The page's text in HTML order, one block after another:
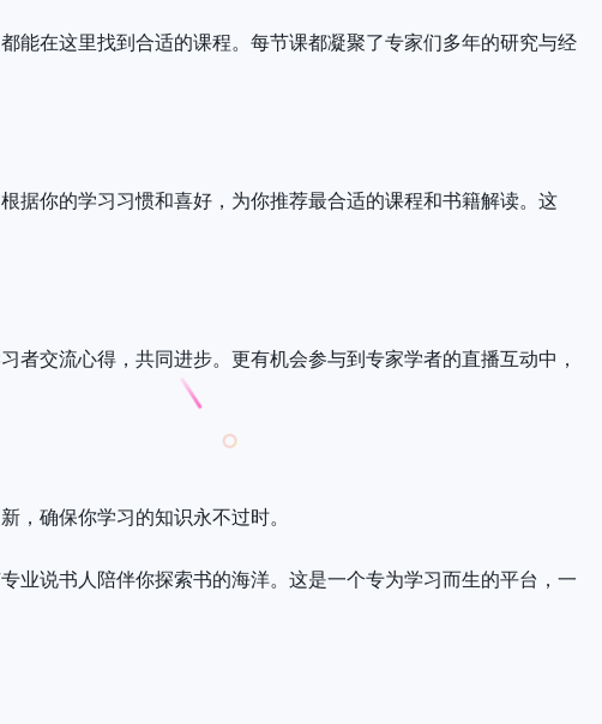
能在这里找到合适的课程。每节课都凝聚了专家们多年的研究与经
据你的学习习惯和喜好，为你推荐最合适的课程和书籍解读。这
交流心得，共同进步。更有机会参与到专家学者的直播互动中，
，确保你学习的知识永不过时。
业说书人陪伴你探索书的海洋。这是一个专为学习而生的平台，一